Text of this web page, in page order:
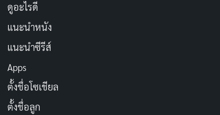
ดูอะไรดี
แนะนำหนัง
แนะนำซีรีส์
Apps
ตั้งชื่อโซเชียล
ตั้งชื่อลูก